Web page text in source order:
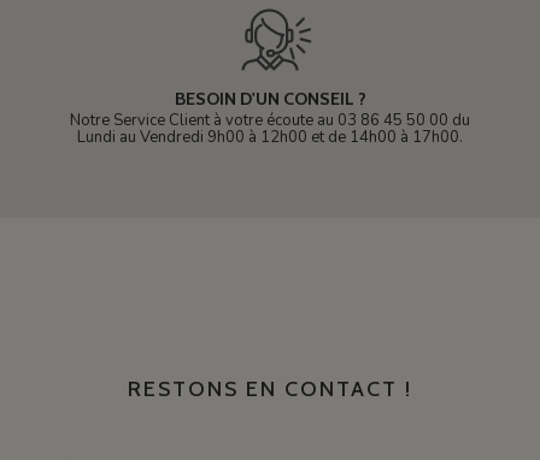
BESOIN D'UN CONSEIL ?
Notre Service Client à votre écoute au 03 86 45 50 00 du
Lundi au Vendredi 9h00 à 12h00 et de 14h00 à 17h00.
RESTONS EN CONTACT !